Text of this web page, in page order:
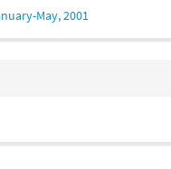
May, 2001